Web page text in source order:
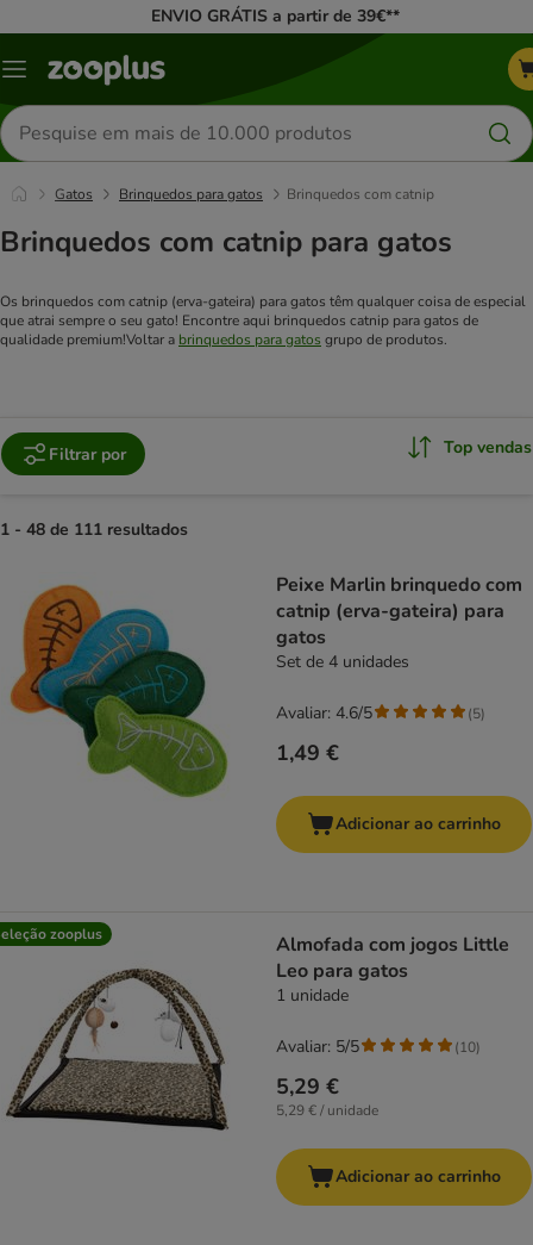
ENVIO GRÁTIS a partir de 39€**
Menu
Pesquisar
produtos
Gatos Brinquedos para gatos Brinquedos com catnip
Brinquedos com catnip para gatos
Os brinquedos com catnip (erva-gateira) para gatos têm qualquer coisa de especial
que atrai sempre o seu gato! Encontre aqui brinquedos catnip para gatos de
qualidade premium!Voltar a brinquedos para gatos grupo de produtos.
Filtrar por Top vendas
1 - 48 de 111 resultados
Peixe Marlin brinquedo com
catnip (erva-gateira) para
gatos
Set de 4 unidades
1,49 €
Avaliar: 4.6/5 (5)
Adicionar ao carrinho
zooplus
Almofada com jogos Little
Leo para gatos
1 unidade
5,29 €
5,29 € / unidade
Avaliar: 5/5 (10)
Adicionar ao carrinho